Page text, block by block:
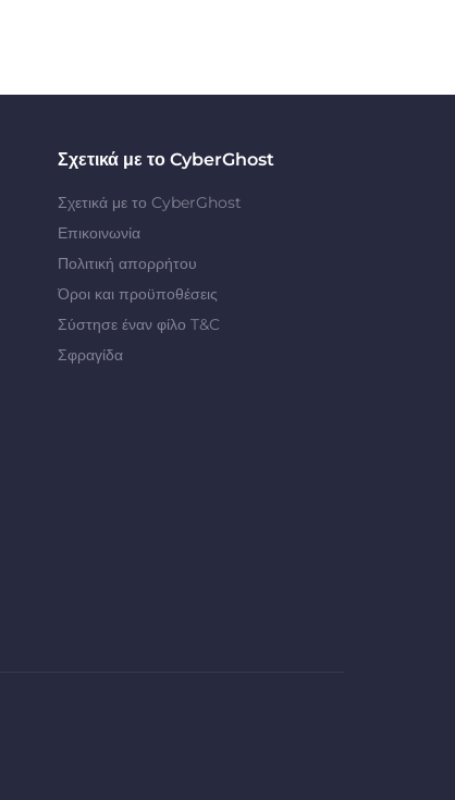
Σχετικά με το CyberGhost
Σχετικά με το CyberGhost
Επικοινωνία
Πολιτική απορρήτου
Όροι και προϋποθέσεις
Σύστησε έναν φίλο T&C
Σφραγίδα